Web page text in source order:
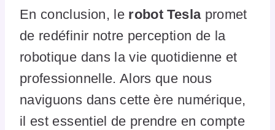
En conclusion, le robot Teslapromet
de redéfinir notre perception de la
robotique dans la vie quotidienne et
professionnelle. Alors que nous
naviguons dans cette ère numérique,
il est essentiel de prendre en compte